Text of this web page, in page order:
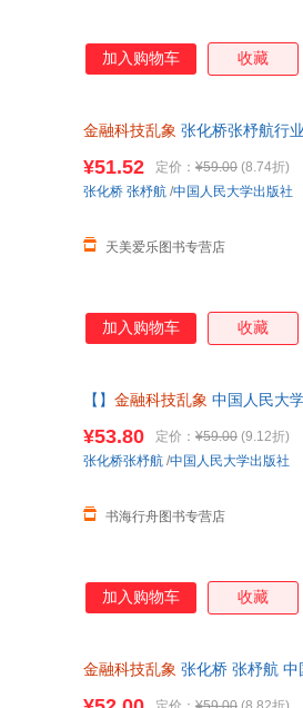
加入购物车 收藏
金融科技乱象 张化桥张杼航行
¥51.52 定价： ¥59.00 (8.74折)
天美爱乐图书专营店
张化桥 张杼航 /中国人民大学出版社
加入购物车 收藏
【】 金融科技乱象 中国人民大
¥53.80 定价： ¥59.00 (9.12折)
书海行舟图书专营店
张化桥张杼航 /中国人民大学出版社
加入购物车 收藏
金融科技乱象 张化桥 张杼航